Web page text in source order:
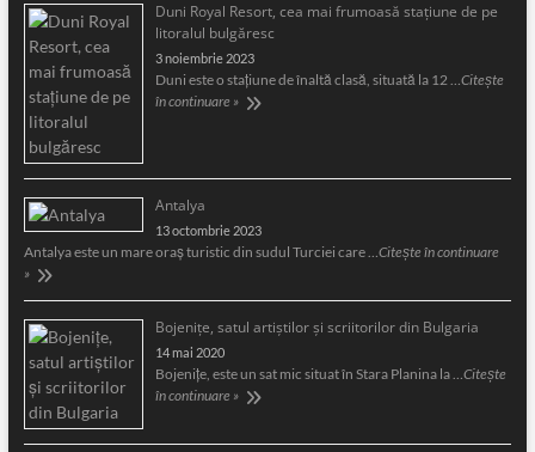
Duni Royal Resort, cea mai frumoasă staţiune de pe
litoralul bulgăresc
3 noiembrie 2023
Duni este o staţiune de înaltă clasă, situată la 12 …Citește
în continuare »
Antalya
13 octombrie 2023
Antalya este un mare oraş turistic din sudul Turciei care …Citește în continuare
»
Bojeniţe, satul artiştilor şi scriitorilor din Bulgaria
14 mai 2020
Bojeniţe, este un sat mic situat în Stara Planina la …Citește
în continuare »